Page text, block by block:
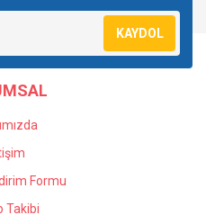
KAYDOL
Formu
Takibi